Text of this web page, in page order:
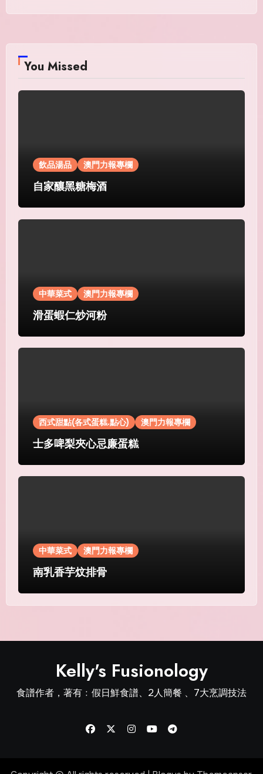
You Missed
飲品湯品 澳門力報專欄
自家釀黑糖梅酒
中華菜式 澳門力報專欄
滑蛋蝦仁炒河粉
西式甜點(各式蛋糕.點心) 澳門力報專欄
士多啤梨夾心忌廉蛋糕
中華菜式 澳門力報專欄
南乳香芋炆排骨
Kelly's Fusionology
食譜作者，著有﹕假日鮮食譜、2人簡餐 、7大烹調技法